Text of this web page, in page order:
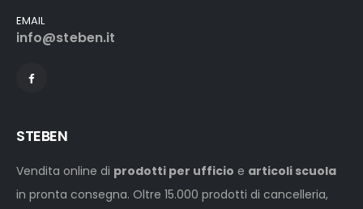
EMAIL
info@steben.it
STEBEN
Vendita online di prodotti per ufficio e articoli scuola
in pronta consegna. Oltre 15.000 prodotti di cancelleria,